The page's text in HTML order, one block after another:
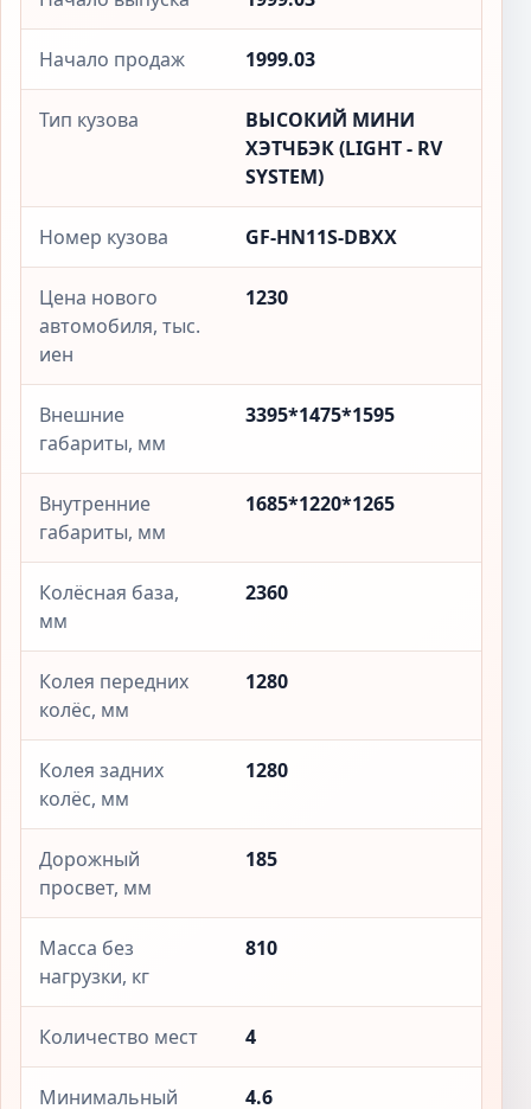
Начало продаж 1999.03
Тип кузова
ВЫСОКИЙ МИНИ
ХЭТЧБЭК (LIGHT - RV
SYSTEM)
Номер кузова GF-HN11S-DBXX
Цена нового
автомобиля, тыс.
иен
1230
Внешние
габариты, мм
3395*1475*1595
Внутренние
габариты, мм
1685*1220*1265
Колёсная база,
мм
2360
Колея передних
колёс, мм
1280
Колея задних
колёс, мм
1280
Дорожный
просвет, мм
185
Масса без
нагрузки, кг
810
Количество мест 4
Минимальный
4.6